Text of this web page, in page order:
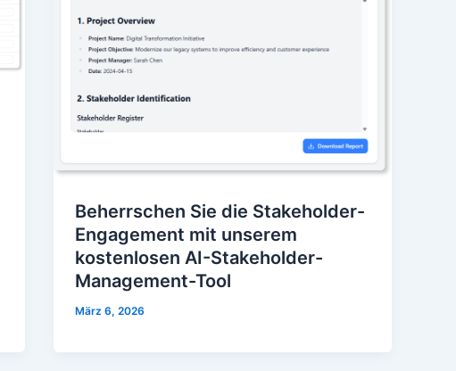
Beherrschen Sie die Stakeholder-
Engagement mit unserem
kostenlosen AI-Stakeholder-
Management-Tool
März 6, 2026